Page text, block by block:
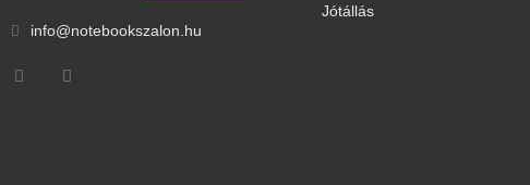
info@notebookszalon.hu
Jótállás